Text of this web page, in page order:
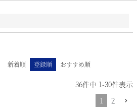
新着順 登録順 おすすめ順
36件中 1-30件表示
1
2